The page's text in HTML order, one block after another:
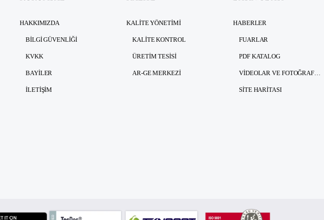
HAKKIMIZDA
BILGI GÜVENLIĞI
KVKK
BAYILER
İLETIŞIM
KALITE YÖNETIMI
KALITE KONTROL
ÜRETIM TESISI
AR-GE MERKEZI
HABERLER
FUARLAR
PDF KATALOG
VIDEOLAR VE FOTOĞRAFLAR
SITE HARITASI